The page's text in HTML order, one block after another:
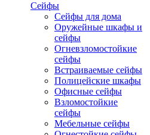
Сейфы
Сейфы для дома
Оружейные шкафы и
сейфы
Огневзломостойкие
сейфы
Встраиваемые сейфы
Полицейские шкафы
Офисные сейфы
Взломостойкие
сейфы
Мебельные сейфы